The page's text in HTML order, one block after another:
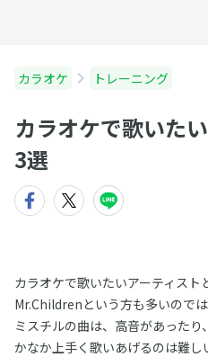
カラオケ トレーニング
カラオケで歌いた
3選
カラオケで歌いたいアーティスト
Mr.Childrenという方も多いのでは
ミスチルの曲は、高音があった
かなか上手く歌いあげるのは難し